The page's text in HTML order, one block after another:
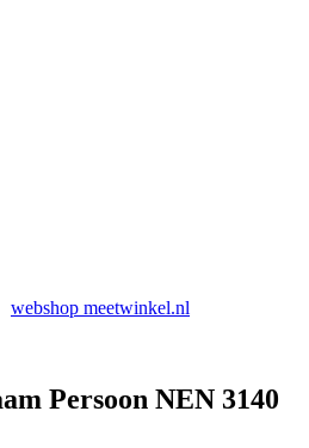
webshop meetwinkel.nl
Persoon NEN 3140